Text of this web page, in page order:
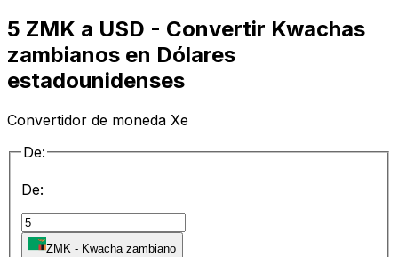
5 ZMK a USD - Convertir Kwachas
zambianos en Dólares
estadounidenses
Convertidor de moneda Xe
De:
De:
ZMK - Kwacha zambiano